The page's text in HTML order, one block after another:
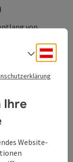
von
Ihre
Website-